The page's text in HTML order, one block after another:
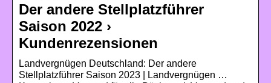
Der andere Stellplatzführer
Saison 2022 ›
Kundenrezensionen
Landvergnügen Deutschland: Der andere
Stellplatzführer Saison 2023 | Landvergnügen …